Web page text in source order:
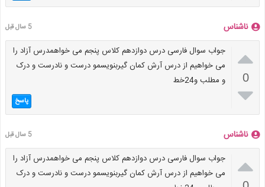
ناشناس 5 سال قبل

0

جواب سوال فارسی درس دوازدهم کلاس پنجم می خواهمدرس آزاد را
می خواهیم از درس آرش کمان گیربنویسمو درست و نادرست و درک
و مطلب و24خط
پاسخ
ناشناس 5 سال قبل

جواب سوال فارسی درس دوازدهم کلاس پنجم می خواهمدرس آزاد را
می خواهیم از درس آرش کمان گیربنویسمو درست و نادرست و درک